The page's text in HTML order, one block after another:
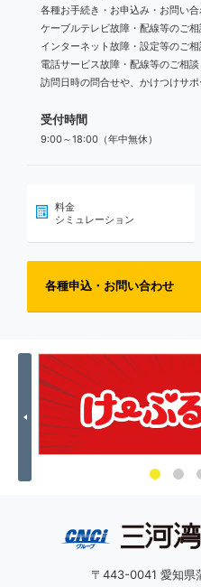
各種お手続き・お申込み・お問い
ケーブルテレビ故障・配線等のご
インターネット故障・設定等のご
電話サービス故障・配線等のご相
訪問日時の問合せや、かけつけサ
受付時間
9:00～18:00（年中無休）
料金
シミュレーション
各種申込・お問い合わせ
Previous
〒443-0041 愛知県